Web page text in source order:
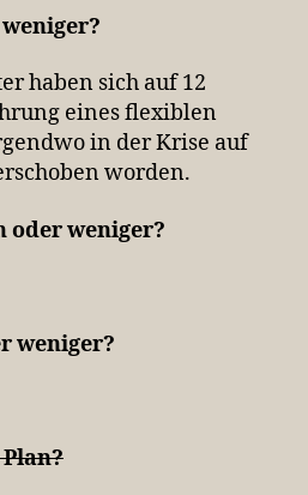
haben sich auf 12
eines flexiblen
in der Krise auf
worden.
oder weniger?
weniger?